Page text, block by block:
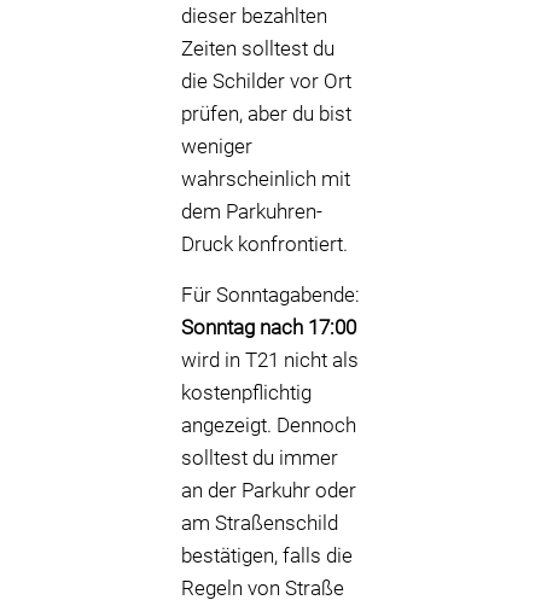
dieser bezahlten
Zeiten solltest du
die Schilder vor Ort
prüfen, aber du bist
weniger
wahrscheinlich mit
dem Parkuhren-
Druck konfrontiert.
Für Sonntagabende:
Sonntag nach 17:00
wird in T21 nicht als
kostenpflichtig
angezeigt. Dennoch
solltest du immer
an der Parkuhr oder
am Straßenschild
bestätigen, falls die
Regeln von Straße